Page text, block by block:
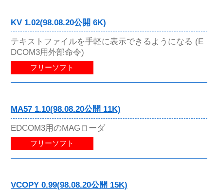
KV 1.02(98.08.20公開 6K)
テキストファイルを手軽に表示できるようになる (E
DCOM3用外部命令)
フリーソフト
MA57 1.10(98.08.20公開 11K)
EDCOM3用のMAGローダ
フリーソフト
VCOPY 0.99(98.08.20公開 15K)